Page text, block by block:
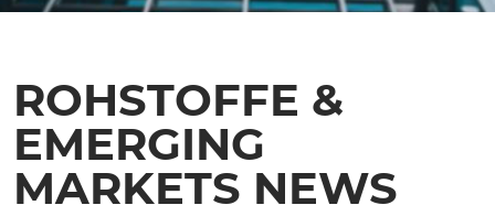
ROHSTOFFE &
EMERGING
MARKETS NEWS